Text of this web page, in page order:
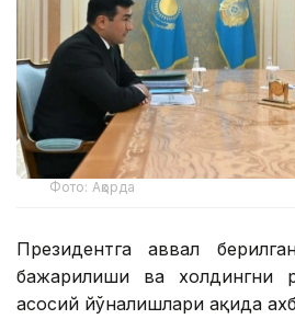
Фото: Ақорда
Президентга аввал
бажарилиши ва холдингни
асосий йўналишлари ҳақида